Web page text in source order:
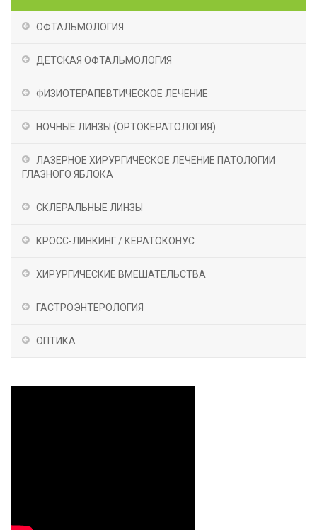
ОФТАЛЬМОЛОГИЯ
ДЕТСКАЯ ОФТАЛЬМОЛОГИЯ
ФИЗИОТЕРАПЕВТИЧЕСКОЕ ЛЕЧЕНИЕ
НОЧНЫЕ ЛИНЗЫ (OРТОКЕРАТОЛОГИЯ)
ЛАЗЕРНОЕ ХИРУРГИЧЕСКОЕ ЛЕЧЕНИЕ ПАТОЛОГИИ
ГЛАЗНОГО ЯБЛОКА
СКЛЕРАЛЬНЫЕ ЛИНЗЫ
КРОСС-ЛИНКИНГ / КЕРАТОКОНУС
ХИРУРГИЧЕСКИЕ ВМЕШАТЕЛЬСТВА
ГАСТРОЭНТЕРОЛОГИЯ
ОПТИКА